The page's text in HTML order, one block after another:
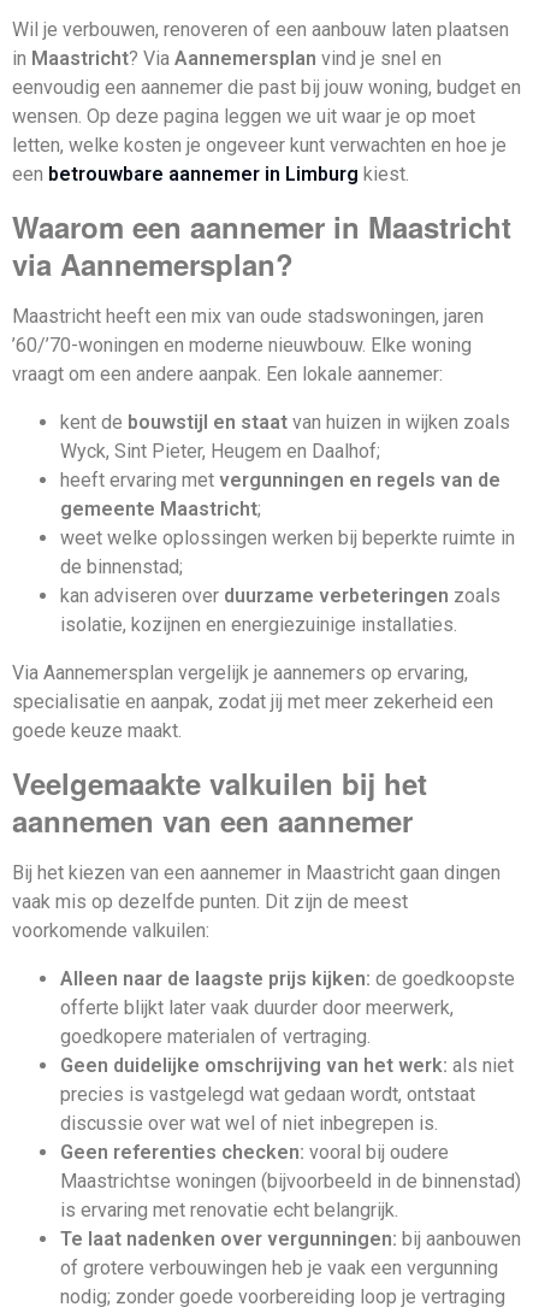
Wil je verbouwen, renoveren of een aanbouw laten plaatsen
in Maastricht? Via Aannemersplan vind je snel en
eenvoudig een aannemer die past bij jouw woning, budget en
wensen. Op deze pagina leggen we uit waar je op moet
letten, welke kosten je ongeveer kunt verwachten en hoe je
een betrouwbare aannemer in Limburg kiest.
Waarom een aannemer in Maastricht
via Aannemersplan?
Maastricht heeft een mix van oude stadswoningen, jaren
’60/’70-woningen en moderne nieuwbouw. Elke woning
vraagt om een andere aanpak. Een lokale aannemer:
kent de bouwstijl en staat van huizen in wijken zoals
Wyck, Sint Pieter, Heugem en Daalhof;
heeft ervaring met vergunningen en regels van de
gemeente Maastricht;
weet welke oplossingen werken bij beperkte ruimte in
de binnenstad;
kan adviseren over duurzame verbeteringen zoals
isolatie, kozijnen en energiezuinige installaties.
Via Aannemersplan vergelijk je aannemers op ervaring,
specialisatie en aanpak, zodat jij met meer zekerheid een
goede keuze maakt.
Veelgemaakte valkuilen bij het
aannemen van een aannemer
Bij het kiezen van een aannemer in Maastricht gaan dingen
vaak mis op dezelfde punten. Dit zijn de meest
voorkomende valkuilen:
Alleen naar de laagste prijs kijken: de goedkoopste
offerte blijkt later vaak duurder door meerwerk,
goedkopere materialen of vertraging.
Geen duidelijke omschrijving van het werk: als niet
precies is vastgelegd wat gedaan wordt, ontstaat
discussie over wat wel of niet inbegrepen is.
Geen referenties checken: vooral bij oudere
Maastrichtse woningen (bijvoorbeeld in de binnenstad)
is ervaring met renovatie echt belangrijk.
Te laat nadenken over vergunningen: bij aanbouwen
of grotere verbouwingen heb je vaak een vergunning
nodig; zonder goede voorbereiding loop je vertraging